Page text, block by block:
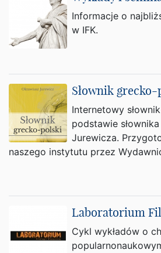
Informacje o
w IFK.
Słownik
Internetowy
podstawie
Jurewicza.
naszego instytutu przez
Laboratorium
Cykl wykładów o